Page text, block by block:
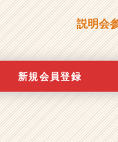
説明会
新規会員登録